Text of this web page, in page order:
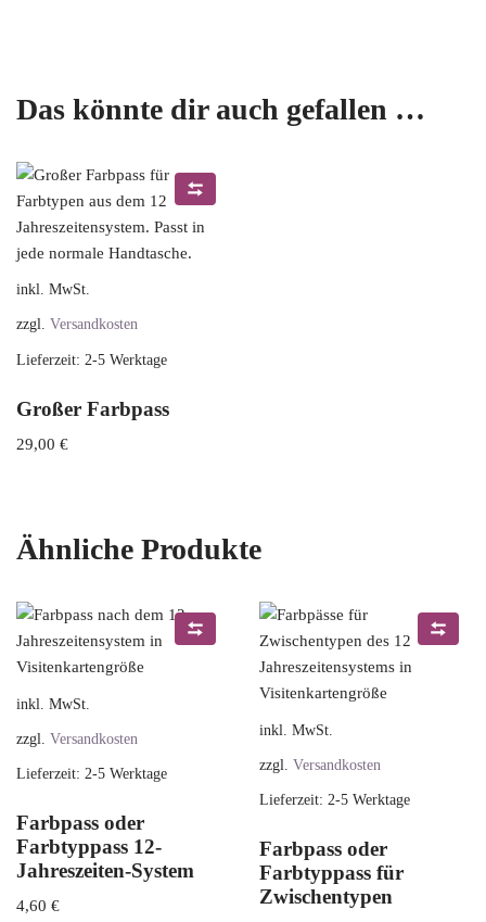
Das könnte dir auch gefallen …
inkl. MwSt.
zzgl. Versandkosten
Lieferzeit: 2-5 Werktage
Großer Farbpass
29,00 €
Ähnliche Produkte
inkl. MwSt.
zzgl. Versandkosten
Lieferzeit: 2-5 Werktage
Farbpass oder
Farbtyppass 12-
Jahreszeiten-System
4,60 €
inkl. MwSt.
zzgl. Versandkosten
Lieferzeit: 2-5 Werktage
Farbpass oder
Farbtyppass für
Zwischentypen